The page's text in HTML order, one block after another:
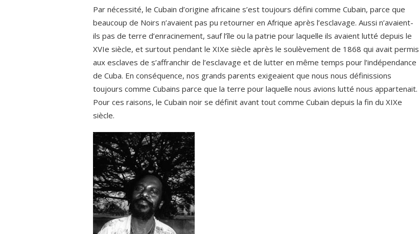
Par nécessité, le Cubain d’origine africaine s’est toujours défini comme Cubain, parce que
beaucoup de Noirs n’avaient pas pu retourner en Afrique après l’esclavage. Aussi n’avaient-
ils pas de terre d’enracinement, sauf l’île ou la patrie pour laquelle ils avaient lutté depuis le
XVIe siècle, et surtout pendant le XIXe siècle après le soulèvement de 1868 qui avait permis
aux esclaves de s’affranchir de l’esclavage et de lutter en même temps pour l’indépendance
de Cuba. En conséquence, nos grands parents exigeaient que nous nous définissions
toujours comme Cubains parce que la terre pour laquelle nous avions lutté nous appartenait.
Pour ces raisons, le Cubain noir se définit avant tout comme Cubain depuis la fin du XIXe
siècle.